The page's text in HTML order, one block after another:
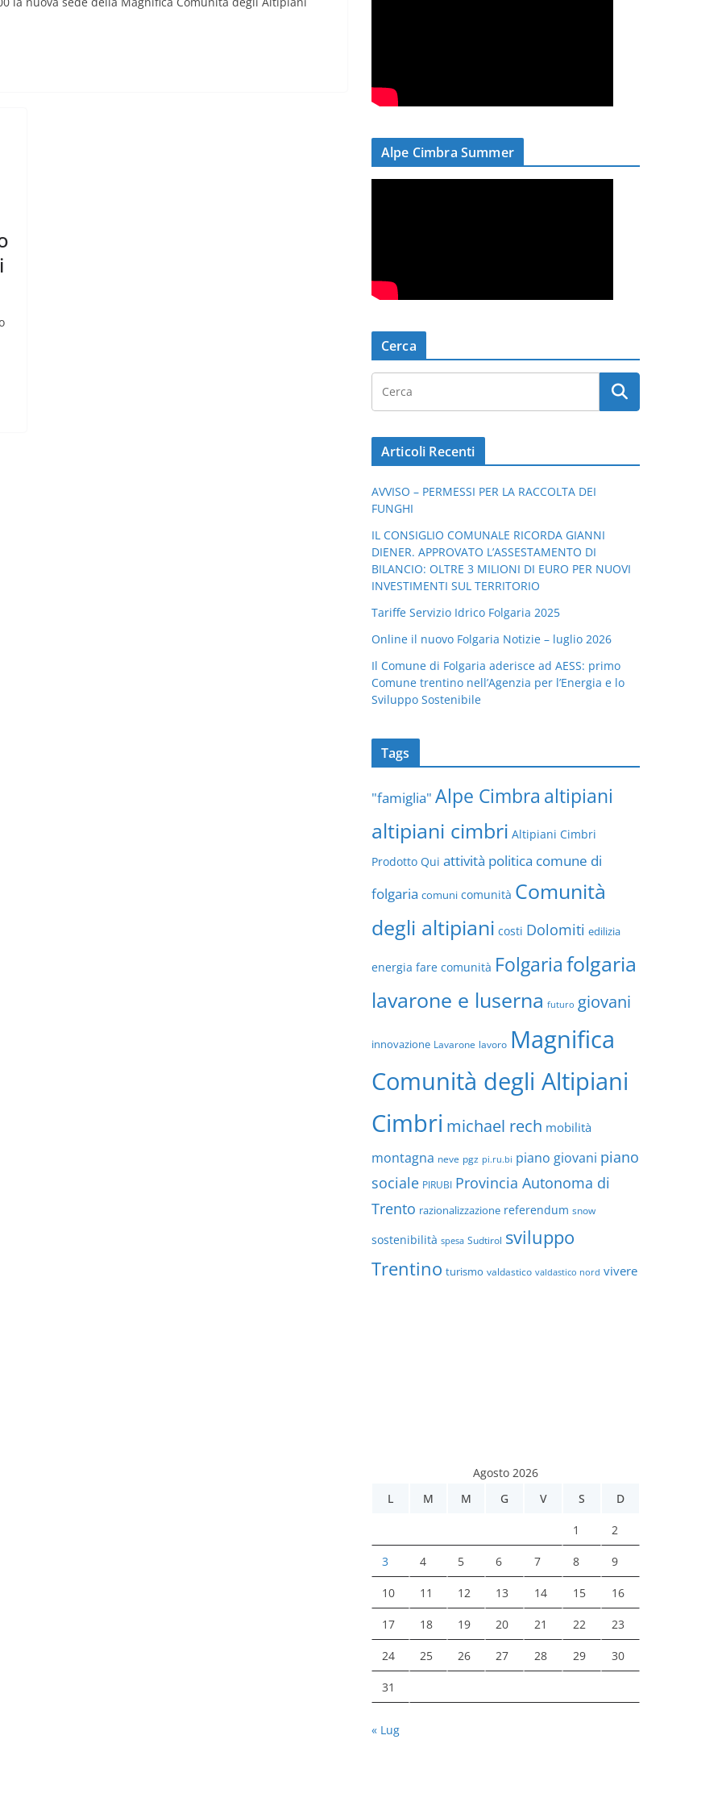
Alpe Cimbra Summer
Cerca
Articoli Recenti
AVVISO – PERMESSI PER LA RACCOLTA DEI
FUNGHI
IL CONSIGLIO COMUNALE RICORDA GIANNI
DIENER. APPROVATO L’ASSESTAMENTO DI
BILANCIO: OLTRE 3 MILIONI DI EURO PER NUOVI
INVESTIMENTI SUL TERRITORIO
Tariffe Servizio Idrico Folgaria 2025
Online il nuovo Folgaria Notizie – luglio 2026
Il Comune di Folgaria aderisce ad AESS: primo
Comune trentino nell’Agenzia per l’Energia e lo
Sviluppo Sostenibile
Tags
"famiglia" Alpe Cimbra altipiani
altipiani cimbri Altipiani Cimbri
Prodotto Qui attività politica comune di
folgaria comuni comunità Comunità
degli altipiani costi Dolomiti edilizia
energia fare comunità Folgariafolgaria
lavarone e luserna futuro giovani
innovazione Lavarone lavoro Magnifica
Comunità degli Altipiani
Cimbri michael rech mobilità
montagna neve pgz pi.ru.bi piano giovani piano
sociale PIRUBI Provincia Autonoma di
Trento razionalizzazione referendum snow
sostenibilità spesa Sudtirol sviluppo
Trentino turismo valdastico valdastico nord vivere
Agosto 2026
L
M M G V S D
1 2
3 4 5 6 7 8 9
10 11 12 13 14 15 16
17 18 19 20 21 22 23
24 25 26 27 28 29 30
31
« Lug